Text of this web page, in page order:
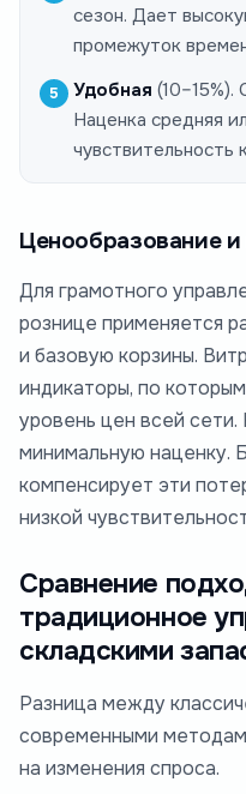
сезон. Дает
промежуток
Удобная
Наценка средняя
чувствительность
Ценообразование
Для грамотного
рознице применяется
и базовую корзины.
индикаторы, по
уровень цен всей
минимальную наценку.
компенсирует эти
низкой
Сравнение
традиционное
складскими
Разница между
современными
на изменения спроса.